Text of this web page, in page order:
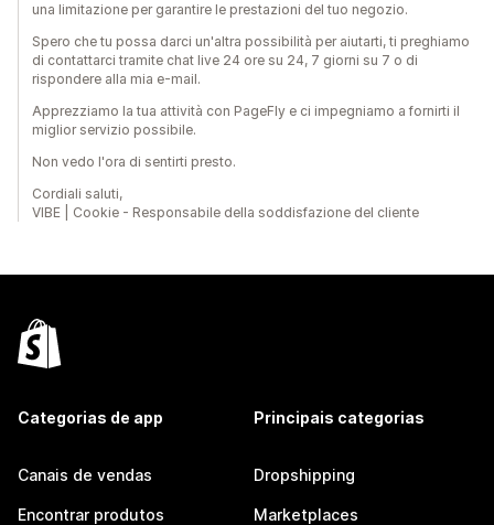
una limitazione per garantire le prestazioni del tuo negozio.
Spero che tu possa darci un'altra possibilità per aiutarti, ti preghiamo
di contattarci tramite chat live 24 ore su 24, 7 giorni su 7 o di
rispondere alla mia e-mail.
Apprezziamo la tua attività con PageFly e ci impegniamo a fornirti il ​​
miglior servizio possibile.
Non vedo l'ora di sentirti presto.
Cordiali saluti,
VIBE | Cookie - Responsabile della soddisfazione del cliente
Categorias de app
Canais de vendas
Encontrar produtos
Principais categorias
Dropshipping
Marketplaces